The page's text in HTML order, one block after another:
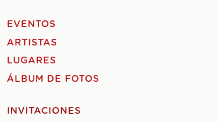
EVENTOS
ARTISTAS
LUGARES
ÁLBUM DE FOTOS
INVITACIONES